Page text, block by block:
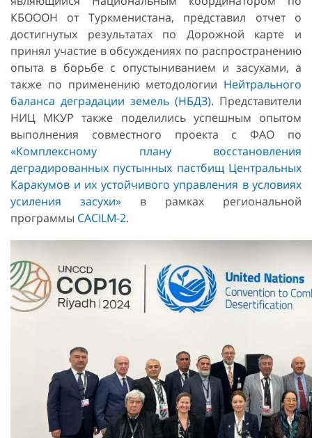
КБОООН от Туркменистана, представил отчет о
достигнутых результатах по Дорожной карте и
принял участие в обсуждениях по распространению
опыта в борьбе с опустыниванием и засухами, а
также по применению методологии Нейтрального
баланса деградации земель (НБДЗ). Представители
НИЦ МКУР также поделились успешным опытом
выполнения совместного проекта с ФАО по
«Комплексному плану восстановления
деградированных пустынных пастбищ Центральных
Каракумов и их устойчивого управления в условиях
усиления засухи» в рамках региональной
программы CACILM-2.